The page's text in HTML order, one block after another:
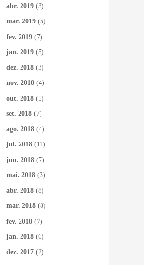
abr. 2019 (3)
mar. 2019 (5)
fev. 2019 (7)
jan. 2019 (5)
dez. 2018 (3)
nov. 2018 (4)
out. 2018 (5)
set. 2018 (7)
ago. 2018 (4)
jul. 2018 (11)
jun. 2018 (7)
mai. 2018 (3)
abr. 2018 (8)
mar. 2018 (8)
fev. 2018 (7)
jan. 2018 (6)
dez. 2017 (2)